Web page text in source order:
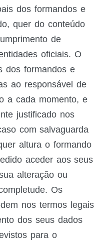
dos formandos e
quer do conteúdo
de
oficiais. O
dos formandos e
ao responsável de
a cada momento, e
justificado nos
com salvaguarda
altura o formando
aceder aos seus
alteração ou
Os
nos termos legais
dos seus dados
para o